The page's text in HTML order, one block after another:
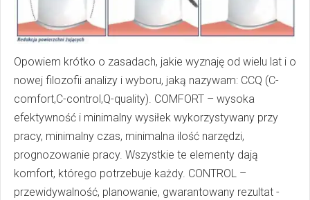
Opowiem krótko o zasadach, jakie wyznaję od wielu lat i o
nowej filozofii analizy i wyboru, jaką nazywam: CCQ (C-
comfort,C-control,Q-quality). СOMFORT – wysoka
efektywność i minimalny wysiłek wykorzystywany przy
pracy, minimalny czas, minimalna ilość narzędzi,
prognozowanie pracy. Wszystkie te elementy dają
komfort, którego potrzebuje każdy. CONTROL –
przewidywalność, planowanie, gwarantowany rezultat -